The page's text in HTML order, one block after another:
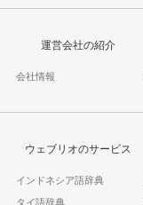
運営会社の紹介
会社情報
ウェブリオのサービス
インドネシア語辞典
タイ語辞典